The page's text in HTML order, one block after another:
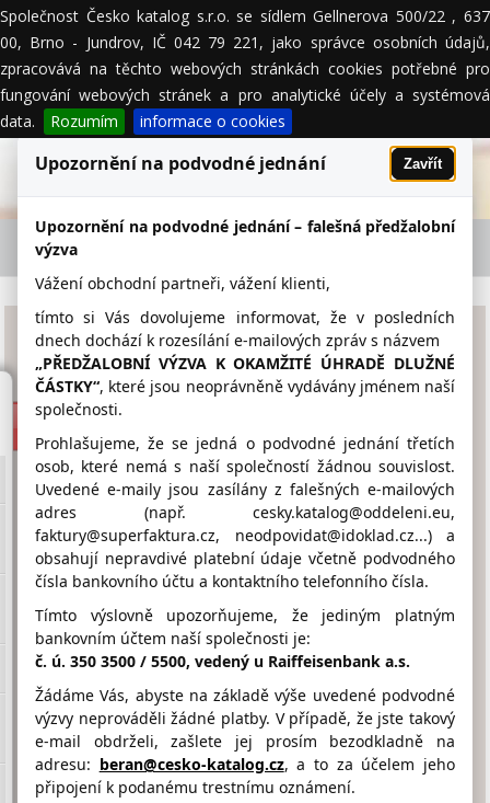
Společnost Česko katalog s.r.o. se sídlem Gellnerova 500/22 , 637
00, Brno - Jundrov, IČ 042 79 221, jako správce osobních údajů,
zpracovává na těchto webových stránkách cookies potřebné pro
fungování webových stránek a pro analytické účely a systémová
data.
Rozumím informace o cookies
MENU
BIVOJ a.s. - firemní detail
BIVOJ a.s.
www.bivoj.cz
595 782 874
bivoj@bivoj.cz
Hodnocení firmy BIVOJ od
návštěvníků
Firma doposud nasbírala:
0 Bodů
1 Bod 2 Body 3 Body
Upozornění na podvodné jednání Zavřít
Upozornění na podvodné jednání – falešná předžalobní
výzva
Vážení obchodní partneři, vážení klienti,
tímto si Vás dovolujeme informovat, že v posledních
dnech dochází k rozesílání e-mailových zpráv s názvem
„PŘEDŽALOBNÍ VÝZVA K OKAMŽITÉ ÚHRADĚ DLUŽNÉ
ČÁSTKY“, které jsou neoprávněně vydávány jménem naší
společnosti.
Prohlašujeme, že se jedná o podvodné jednání třetích
osob, které nemá s naší společností žádnou souvislost.
Uvedené e-maily jsou zasílány z falešných e-mailových
adres (např. cesky.katalog@oddeleni.eu,
faktury@superfaktura.cz, neodpovidat@idoklad.cz...) a
obsahují nepravdivé platební údaje včetně podvodného
čísla bankovního účtu a kontaktního telefonního čísla.
Tímto výslovně upozorňujeme, že jediným platným
bankovním účtem naší společnosti je:
č. ú. 350 3500 / 5500, vedený u Raiffeisenbank a.s.
Žádáme Vás, abyste na základě výše uvedené podvodné
výzvy neprováděli žádné platby. V případě, že jste takový
e-mail obdrželi, zašlete jej prosím bezodkladně na
adresu: beran@cesko-katalog.cz, a to za účelem jeho
připojení k podanému trestnímu oznámení.